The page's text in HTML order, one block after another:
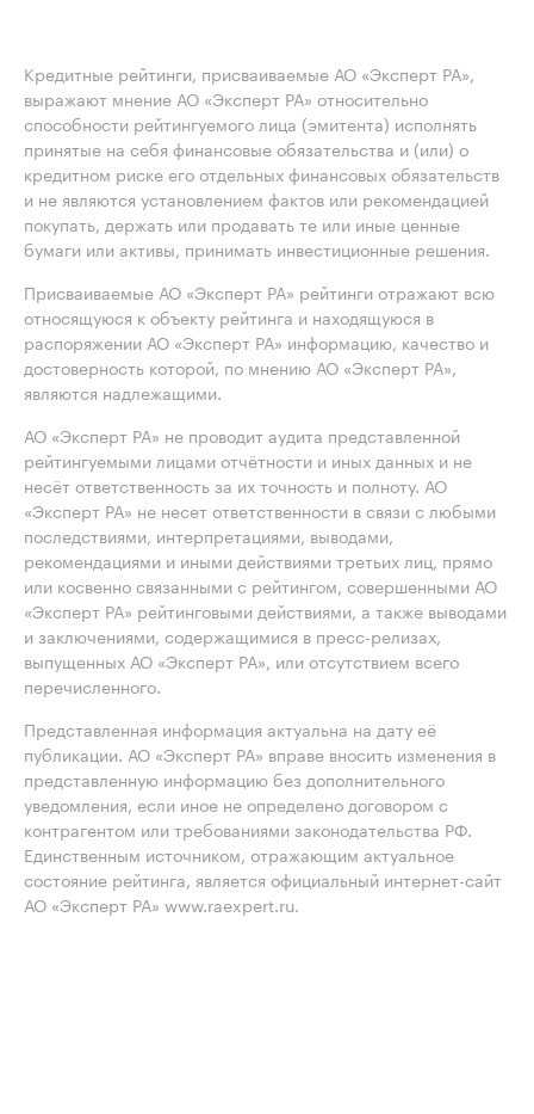
Кредитные рейтинги, присваиваемые АО «Эксперт РА»,
выражают мнение АО «Эксперт РА» относительно
способности рейтингуемого лица (эмитента) исполнять
принятые на себя финансовые обязательства и (или) о
кредитном риске его отдельных финансовых обязательств
и не являются установлением фактов или рекомендацией
покупать, держать или продавать те или иные ценные
бумаги или активы, принимать инвестиционные решения.
Присваиваемые АО «Эксперт РА» рейтинги отражают всю
относящуюся к объекту рейтинга и находящуюся в
распоряжении АО «Эксперт РА» информацию, качество и
достоверность которой, по мнению АО «Эксперт РА»,
являются надлежащими.
АО «Эксперт РА» не проводит аудита представленной
рейтингуемыми лицами отчётности и иных данных и не
несёт ответственность за их точность и полноту. АО
«Эксперт РА» не несет ответственности в связи с любыми
последствиями, интерпретациями, выводами,
рекомендациями и иными действиями третьих лиц, прямо
или косвенно связанными с рейтингом, совершенными АО
«Эксперт РА» рейтинговыми действиями, а также выводами
и заключениями, содержащимися в пресс-релизах,
выпущенных АО «Эксперт РА», или отсутствием всего
перечисленного.
Представленная информация актуальна на дату её
публикации. АО «Эксперт РА» вправе вносить изменения в
представленную информацию без дополнительного
уведомления, если иное не определено договором с
контрагентом или требованиями законодательства РФ.
Единственным источником, отражающим актуальное
состояние рейтинга, является официальный интернет-сайт
АО «Эксперт РА» www.raexpert.ru.